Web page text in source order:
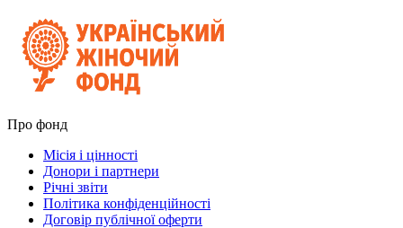
Про фонд
Місія і цінності
Донори і партнери
Річні звіти
Політика конфіденційності
Договір публічної оферти